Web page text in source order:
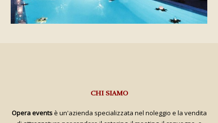
CHI SIAMO
Opera eventsè un'azienda specializzata nel noleggio e la vendita